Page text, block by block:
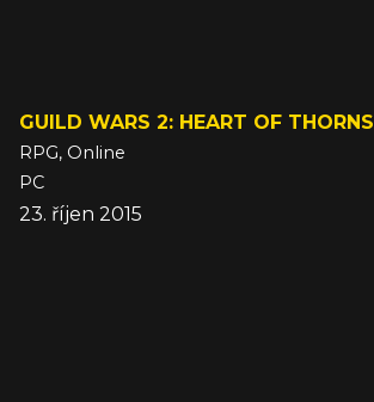
GUILD WARS 2: HEART OF THORNS
RPG, Online
PC
23. říjen 2015